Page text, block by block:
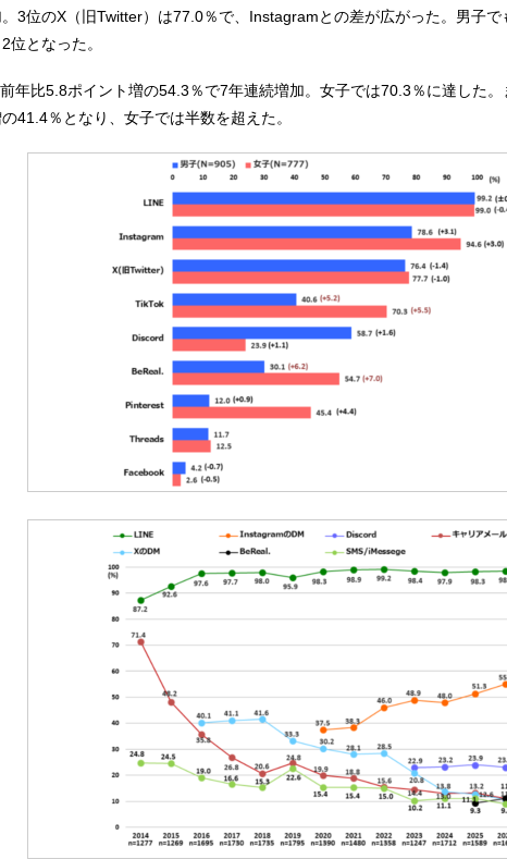
3位のX（旧Twitter）は77.0％で、Instagramとの差が広がった。男子
位となった。
年比5.8ポイント増の54.3％で7年連続増加。女子では70.3％に達した
41.4％となり、女子では半数を超えた。